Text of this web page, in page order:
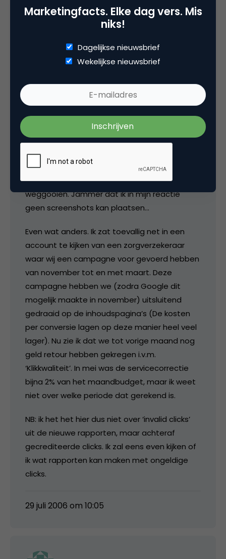
Wilbert
beetje tombola! Ik heb hier nu 2x dezelfde
pagina open staan. 1x in Firefox en 1x in IE en in
en de andere niet. Maar gekker is dat het
gisteren een keer precies andersom was! Aan
de browser ligt het dus niet. Misschien een
lokaal probleem hier met cache instellingen of
zo. Ik zal mijn tijdelijke bestanden eens
weggooien. Jammer dat ik in mijn reactie
geen screenshots kan plaatsen…
Even wat anders. Ik zat toevallig net in een
account te kijken van een zorgverzekeraar
waar wij een campagne voor gevoerd hebben
van november tot en met maart. Deze
campagne hebben we (zodra Google dit
mogelijk maakte in november) uitsluitend
gedraaid op de inhoudspagina’s (De kosten
per conversie lagen op deze manier heel veel
lager). Nu zie ik dat we tot vorige maand nog
geld retour hebben gekregen i.v.m.
‘Klikkwaliteit’. In mei was de servicecorrectie
bijna 2% van het maandbudget, maar ik weet
niet over welke periode dat gerekend is.
NB: ik het het hier dus niet over ‘invalid clicks’
uit de nieuwe rapporten, maar achteraf
gecrediteerde clicks. Ik zal eens even kijken of
ik wat rapporten kan maken met ongeldige
clicks.
29 juli 2006 om 10:05
Marketingfacts. Elke dag vers. Mis
niks!
Dagelijkse nieuwsbrief
Wekelijkse nieuwsbrief